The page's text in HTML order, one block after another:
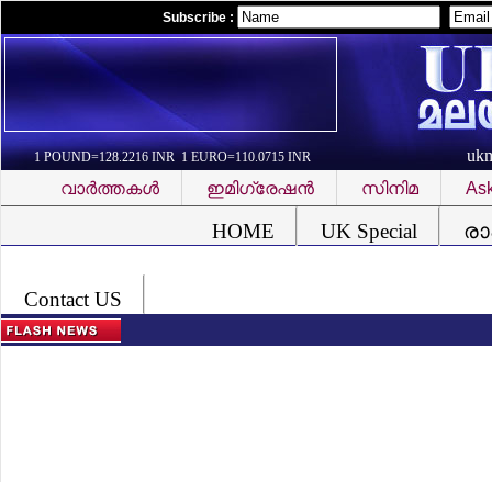
Subscribe :
1 POUND=128.2216 INR 1 EURO=110.0715 INR
വാര്‍ത്തകള്‍
ഇമിഗ്രേഷന്‍ സിനിമ
HOME UK Special
Contact US